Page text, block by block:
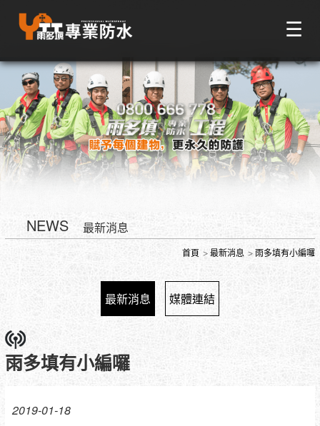
☰
NEWS 最新消息
首頁 最新消息 雨多填有小編囉
最新消息 媒體連結
雨多填有小編囉
2019-01-18